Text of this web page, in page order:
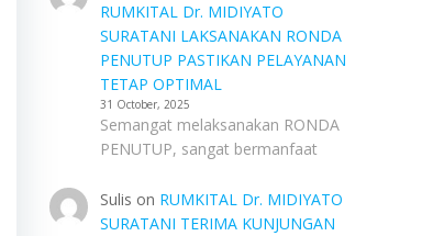
RUMKITAL Dr. MIDIYATO
SURATANI LAKSANAKAN RONDA
PENUTUP PASTIKAN PELAYANAN
TETAP OPTIMAL
31 October, 2025
Semangat melaksanakan RONDA
PENUTUP, sangat bermanfaat
Sulis on RUMKITAL Dr. MIDIYATO
SURATANI TERIMA KUNJUNGAN